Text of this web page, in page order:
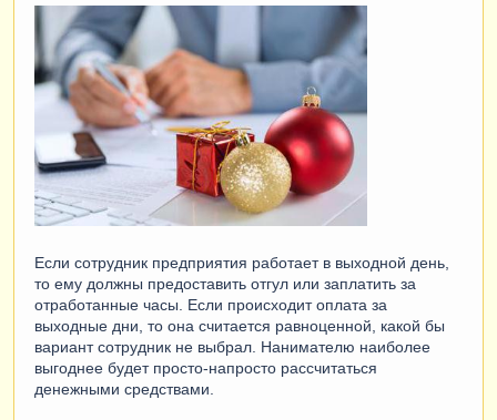
Если сотрудник предприятия работает в выходной день,
то ему должны предоставить отгул или заплатить за
отработанные часы. Если происходит оплата за
выходные дни, то она считается равноценной, какой бы
вариант сотрудник не выбрал. Нанимателю наиболее
выгоднее будет просто-напросто рассчитаться
денежными средствами.